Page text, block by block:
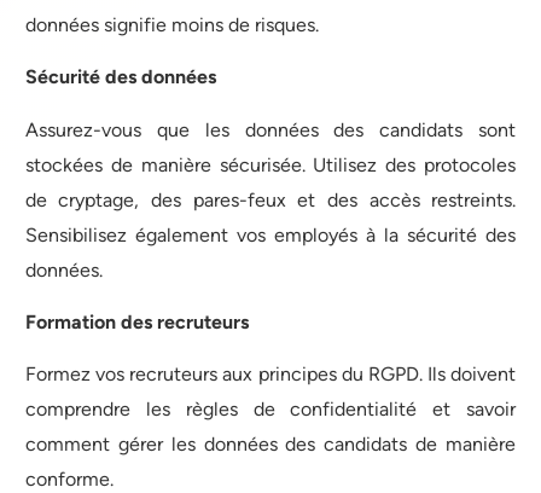
données signifie moins de risques.
Sécurité des données
Assurez-vous que les données des candidats sont
stockées de manière sécurisée. Utilisez des protocoles
de cryptage, des pares-feux et des accès restreints.
Sensibilisez également vos employés à la sécurité des
données.
Formation des recruteurs
Formez vos recruteurs aux principes du RGPD. Ils doivent
comprendre les règles de confidentialité et savoir
comment gérer les données des candidats de manière
conforme.